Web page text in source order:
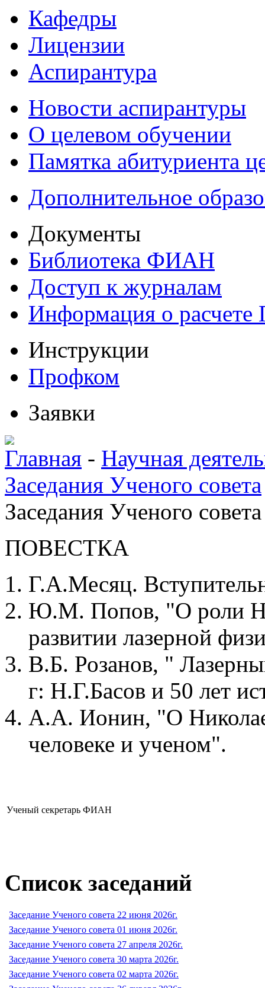
Кафедры
Лицензии
Аспирантура
Новости аспирантуры
О целевом обучении
Памятка абитуриента
Дополнительное
Документы
Библиотека ФИАН
Доступ к журналам
Информация о
Инструкции
Профком
Заявки
Главная - Научная
Заседания Ученого совета
Заседания Ученого
ПОВЕСТКА
Г.А.Месяц.
Ю.М. Попов, "О роли
развитии лазерной
В.Б. Розанов, "
г: Н.Г.Басов и 50 лет
А.А. Ионин, "О Николае
человеке и ученом".
Ученый секретарь ФИАН
Список заседаний
Заседание Ученого совета 22 июня 2026г.
Заседание Ученого совета 01 июня 2026г.
Заседание Ученого совета 27 апреля 2026г.
Заседание Ученого совета 30 марта 2026г.
Заседание Ученого совета 02 марта 2026г.